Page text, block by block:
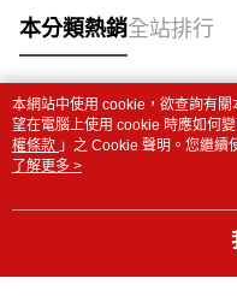
本分類熱銷全站排行
熱門標籤
本網站中使用 cookie，欲查詢有
望在電腦上使用 cookie 時應如何
權條款 」之 Cookie 聲明。您繼續
用條款之 Cookie 聲明使用 cookie。
了解更多 >